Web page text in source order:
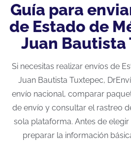
Guía para
de Estado de
Juan Bautista
Si necesitas realizar envíos de
Juan Bautista Tuxtepec,
envío nacional, comparar
de envío y consultar el rastreo
sola plataforma. Antes de
preparar la información